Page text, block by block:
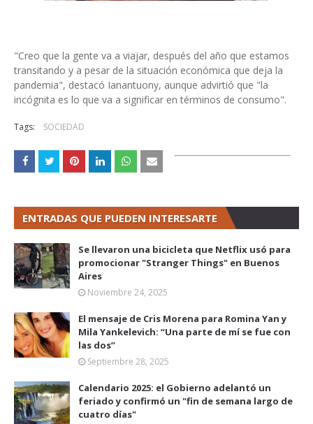
"Creo que la gente va a viajar, después del año que estamos
transitando y a pesar de la situación económica que deja la
pandemia", destacó Ianantuony, aunque advirtió que "la
incógnita es lo que va a significar en términos de consumo".
Tags: SOCIEDAD
ENTRADAS QUE PUEDEN INTERESARTE
Se llevaron una bicicleta que Netflix usó para
promocionar "Stranger Things" en Buenos
Aires
Noviembre 24, 2025
El mensaje de Cris Morena para Romina Yan y
Mila Yankelevich: “Una parte de mí se fue con
las dos”
Septiembre 28, 2025
Calendario 2025: el Gobierno adelantó un
feriado y confirmó un "fin de semana largo de
cuatro días"